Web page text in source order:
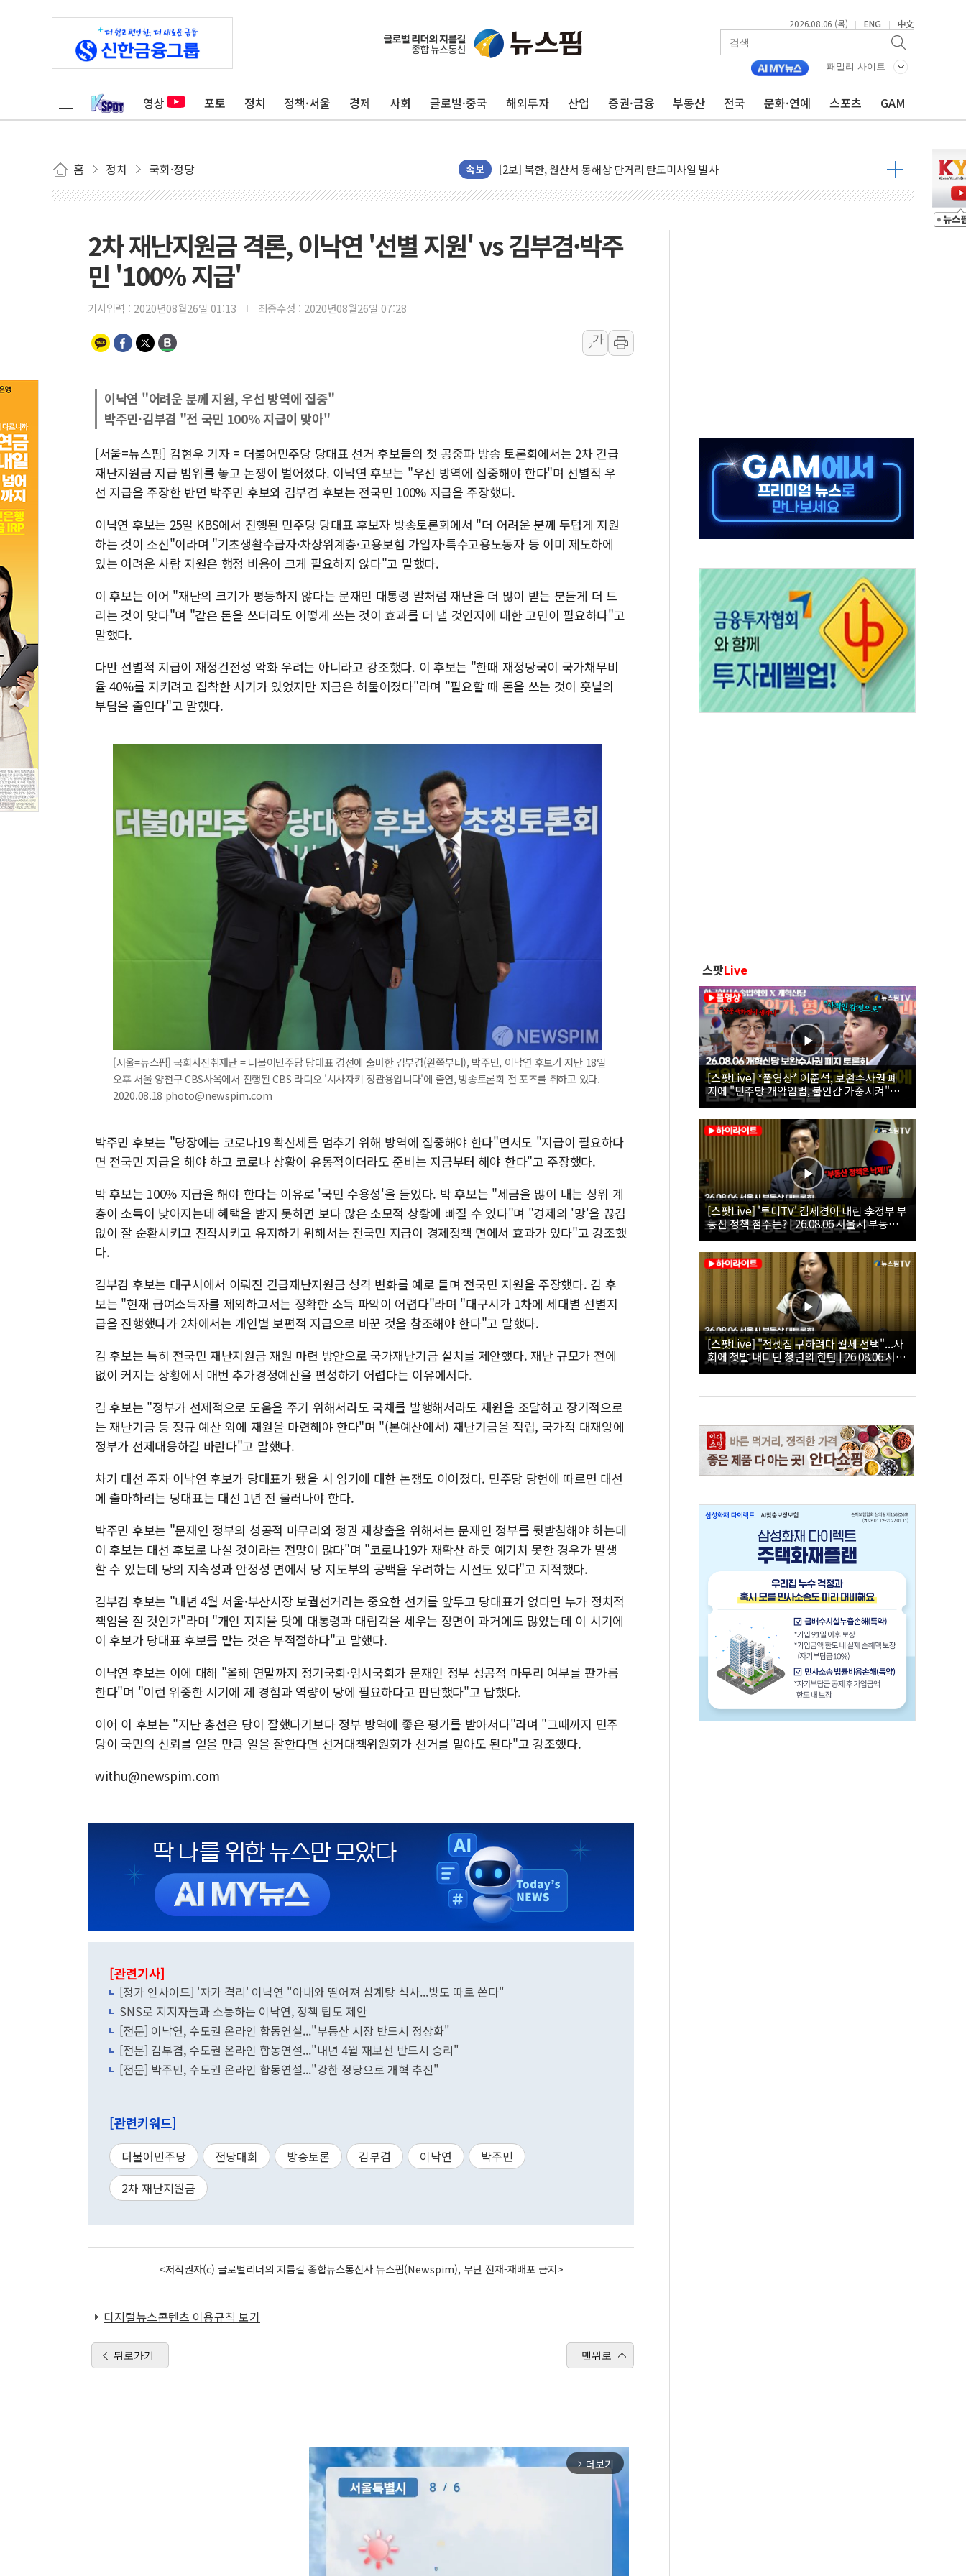
2026.08.06 (목) | ENG | 中文
패밀리 사이트
영상 포토 정치 정책·서울 경제 사회 글로벌·중국 해외투자 산업 증권·금융 부동산 전국 문화·연예 스포츠 GAM
홈 정치 국회·정당 속보
[코인 시황] 비트코인, ETF 자금 유입에도 박스권…美 암호화폐 법안 처리 여부도 변수
[르포] 39도 폭염 속 잠실 개표소 시위 '62일째'..."대부분 여기서 상주"
빚투·레버리지 줄었지만, 반도체 두 종목에 코스피 '휘청'
양주 가전제품 창고서 화재…차량 3대·건물 1동 전소
종로·중구 오피스 78%가 준공 10년 이상…리뉴얼이 경쟁력 가른다
법원, '관저 이전 봐주기 감사' 유병호 구속적부심 기각
우크라, 러 탄도미사일 공격에 속수무책… 패트리엇 미사일 지원, 작년의 3분의 1
"5.18은 북한 지령" 설교한 목사 불구속 송치
개혁신당 "민주, '盧 수사' 악연으로 형사사법 틀 바꿔…국민 불안감 가중"
CJ온스타일, 2분기 영업익 260억원…전년 比 21.2%↑
[IPO] 니어스랩 "피지컬 AI 자율비행 기술로 글로벌 방산 시장 공략"
2차 재난지원금 격론, 이낙연 '선별 지원' vs 김부겸·박주
민 '100% 지급'
기사입력 : 2020년08월26일 01:13 최종수정 : 2020년08월26일 07:28
가
가
이낙연 "어려운 분께 지원, 우선 방역에 집중"
박주민·김부겸 "전 국민 100% 지급이 맞아"
[서울=뉴스핌] 김현우 기자 = 더불어민주당 당대표 선거 후보들의 첫 공중파 방송 토론회에서는 2차 긴급
재난지원금 지급 범위를 놓고 논쟁이 벌어졌다. 이낙연 후보는 "우선 방역에 집중해야 한다"며 선별적 우
선 지급을 주장한 반면 박주민 후보와 김부겸 후보는 전국민 100% 지급을 주장했다.
이낙연 후보는 25일 KBS에서 진행된 민주당 당대표 후보자 방송토론회에서 "더 어려운 분께 두텁게 지원
하는 것이 소신"이라며 "기초생활수급자·차상위계층·고용보험 가입자·특수고용노동자 등 이미 제도하에
있는 어려운 사람 지원은 행정 비용이 크게 필요하지 않다"고 말했다.
이 후보는 이어 "재난의 크기가 평등하지 않다는 문재인 대통령 말처럼 재난을 더 많이 받는 분들게 더 드
리는 것이 맞다"며 "같은 돈을 쓰더라도 어떻게 쓰는 것이 효과를 더 낼 것인지에 대한 고민이 필요하다"고
말했다.
다만 선별적 지급이 재정건전성 악화 우려는 아니라고 강조했다. 이 후보는 "한때 재정당국이 국가채무비
율 40%를 지키려고 집착한 시기가 있었지만 지금은 허물어졌다"라며 "필요할 때 돈을 쓰는 것이 훗날의
부담을 줄인다"고 말했다.
[서울=뉴스핌] 국회사진취재단 = 더불어민주당 당대표 경선에 출마한 김부겸(왼쪽부터), 박주민, 이낙연 후보가 지난 18일
오후 서울 양천구 CBS사옥에서 진행된 CBS 라디오 '시사자키 정관용입니다'에 출연, 방송토론회 전 포즈를 취하고 있다.
2020.08.18 photo@newspim.com
박주민 후보는 "당장에는 코로나19 확산세를 멈추기 위해 방역에 집중해야 한다"면서도 "지급이 필요하다
면 전국민 지급을 해야 하고 코로나 상황이 유동적이더라도 준비는 지금부터 해야 한다"고 주장했다.
박 후보는 100% 지급을 해야 한다는 이유로 '국민 수용성'을 들었다. 박 후보는 "세금을 많이 내는 상위 계
층이 소득이 낮아지는데 혜택을 받지 못하면 보다 많은 소모적 상황에 빠질 수 있다"며 "경제의 '망'을 끊김
없이 잘 순환시키고 진작시키고 유지하기 위해서는 전국민 지급이 경제정책 면에서 효과가 있다"고 강조했
다.
김부겸 후보는 대구시에서 이뤄진 긴급재난지원금 성격 변화를 예로 들며 전국민 지원을 주장했다. 김 후
보는 "현재 급여소득자를 제외하고서는 정확한 소득 파악이 어렵다"라며 "대구시가 1차에 세대별 선별지
급을 진행했다가 2차에서는 개인별 보편적 지급으로 바꾼 것을 참조해야 한다"고 말했다.
김 후보는 특히 전국민 재난지원금 재원 마련 방안으로 국가재난기금 설치를 제안했다. 재난 규모가 전에
없이 커지는 상황에서 매번 추가경정예산을 편성하기 어렵다는 이유에서다.
김 후보는 "정부가 선제적으로 도움을 주기 위해서라도 국채를 발행해서라도 재원을 조달하고 장기적으로
는 재난기금 등 정규 예산 외에 재원을 마련해야 한다"며 "(본예산에서) 재난기금을 적립, 국가적 대재앙에
정부가 선제대응하길 바란다"고 말했다.
차기 대선 주자 이낙연 후보가 당대표가 됐을 시 임기에 대한 논쟁도 이어졌다. 민주당 당헌에 따르면 대선
에 출마하려는 당대표는 대선 1년 전 물러나야 한다.
박주민 후보는 "문재인 정부의 성공적 마무리와 정권 재창출을 위해서는 문재인 정부를 뒷받침해야 하는데
이 후보는 대선 후보로 나설 것이라는 전망이 많다"며 "코로나19가 재확산 하듯 예기치 못한 경우가 발생
할 수 있는데 당의 지속성과 안정성 면에서 당 지도부의 공백을 우려하는 시선도 있다"고 지적했다.
김부겸 후보는 "내년 4월 서울·부산시장 보궐선거라는 중요한 선거를 앞두고 당대표가 없다면 누가 정치적
책임을 질 것인가"라며 "개인 지지율 탓에 대통령과 대립각을 세우는 장면이 과거에도 많았는데 이 시기에
이 후보가 당대표 후보를 맡는 것은 부적절하다"고 말했다.
이낙연 후보는 이에 대해 "올해 연말까지 정기국회·임시국회가 문재인 정부 성공적 마무리 여부를 판가름
한다"며 "이런 위중한 시기에 제 경험과 역량이 당에 필요하다고 판단했다"고 답했다.
이어 이 후보는 "지난 총선은 당이 잘했다기보다 정부 방역에 좋은 평가를 받아서다"라며 "그때까지 민주
당이 국민의 신뢰를 얻을 만큼 일을 잘한다면 선거대책위원회가 선거를 맡아도 된다"고 강조했다.
withu@newspim.com
[관련기사]
[정가 인사이드] '자가 격리' 이낙연 "아내와 떨어져 삼계탕 식사...방도 따로 쓴다"
SNS로 지지자들과 소통하는 이낙연, 정책 팁도 제안
[전문] 이낙연, 수도권 온라인 합동연설..."부동산 시장 반드시 정상화"
[전문] 김부겸, 수도권 온라인 합동연설..."내년 4월 재보선 반드시 승리"
[전문] 박주민, 수도권 온라인 합동연설..."강한 정당으로 개혁 추진"
[관련키워드]
더불어민주당 전당대회 방송토론 김부겸 이낙연
박주민
2차 재난지원금
<저작권자(c) 글로벌리더의 지름길 종합뉴스통신사 뉴스핌(Newspim), 무단 전재-재배포 금지>
디지털뉴스콘텐츠 이용규칙 보기
뒤로가기 맨위로
arrow_forward_ios 더보기
스팟Live
[스팟Live] *풀영상* 이준석, 보완수사권 폐
지에 "민주당 개악입법, 불안감 가중시켜"｜
26.08.06 개혁신당 보완수사권 폐지 토론회
[스팟Live] '투미TV' 김제경이 내린 李정부 부
동산 정책 점수는? | 26.08.06 서울시 부동산
대토론회
[스팟Live] "전셋집 구하려다 월세 선택"...사
회에 첫발 내디딘 청년의 한탄 | 26.08.06 서울
시 부동산 대토론회